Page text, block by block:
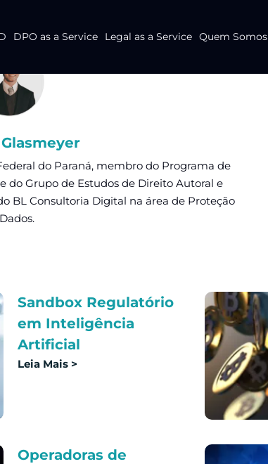
DPO as a Service Legal as a Service Quem Somos
do Paraná, membro do Programa de
do Grupo de Estudos de Direito Autoral e
BL Consultoria Digital na área de Proteção
Sandbox Regulatório
em Inteligência
Artificial
Leia Mais >
Operadoras de